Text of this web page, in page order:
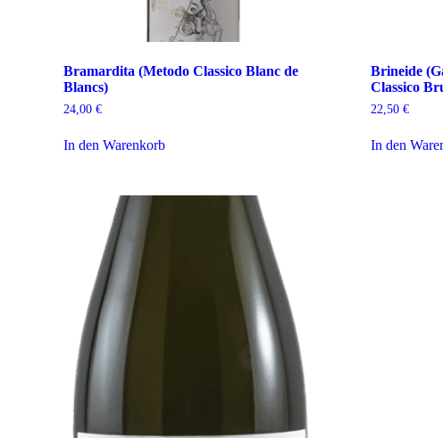
Bramardita (Metodo Classico Blanc de
Blancs)
24,00€
In den Warenkorb
Brineide
Classico
22,50 €
In den